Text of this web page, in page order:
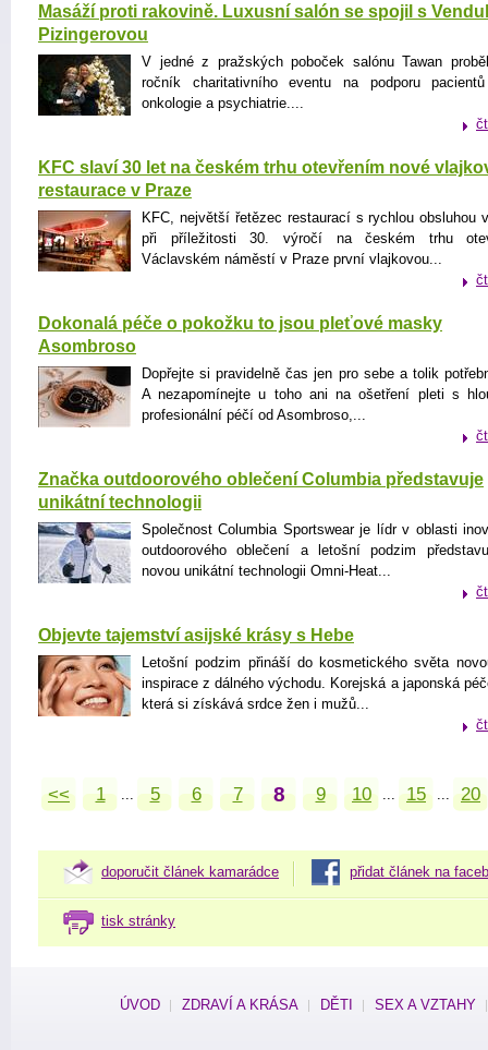
Masáží proti rakovině. Luxusní salón se spojil s
Pizingerovou
V jedné z pražských poboček salónu Tawan
ročník charitativního eventu na podporu
onkologie a psychiatrie....
KFC slaví 30 let na českém trhu otevřením nové
restaurace v Praze
KFC, největší řetězec restaurací s rychlou obsluhou
při příležitosti 30. výročí na českém trhu
Václavském náměstí v Praze první vlajkovou...
Dokonalá péče o pokožku to jsou pleťové masky
Asombroso
Dopřejte si pravidelně čas jen pro sebe a tolik
A nezapomínejte u toho ani na ošetření pleti s
profesionální péčí od Asombroso,...
Značka outdoorového oblečení Columbia představuje
unikátní technologii
Společnost Columbia Sportswear je lídr v oblasti
outdoorového oblečení a letošní podzim
novou unikátní technologii Omni-Heat...
Objevte tajemství asijské krásy s Hebe
Letošní podzim přináší do kosmetického světa
inspirace z dálného východu. Korejská a japonská
která si získává srdce žen i mužů...
<< 1 ... 5 6 7 8 9 10 ... 15 ... 20
doporučit článek kamarádce přidat článek na
tisk stránky
ÚVOD ZDRAVÍ A KRÁSA DĚTI SEX A VZTAHY